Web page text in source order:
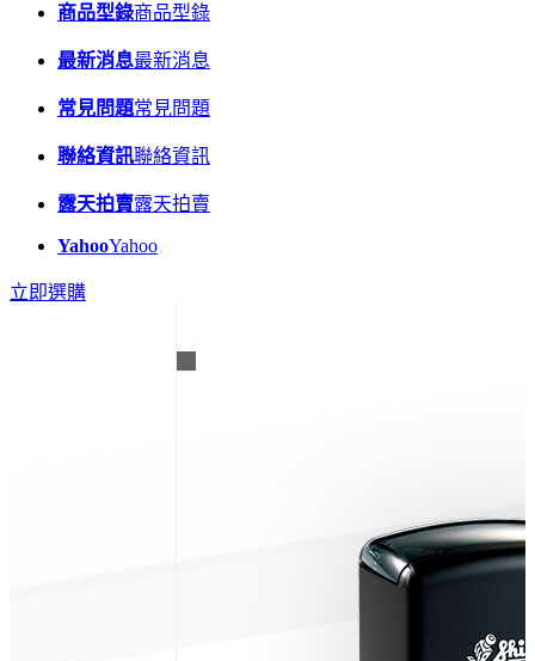
商品型錄商品型錄
最新消息最新消息
常見問題常見問題
聯絡資訊聯絡資訊
露天拍賣露天拍賣
YahooYahoo
立即選購